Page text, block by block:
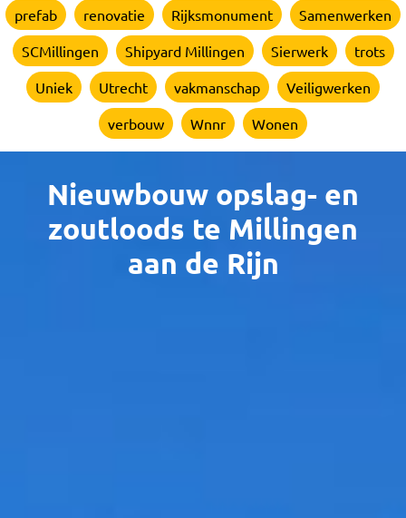
prefab
renovatie Rijksmonument
Samenwerken
SCMillingen
Shipyard Millingen Sierwerk
trots
Uniek
Utrecht vakmanschap
Veiligwerken
verbouw
Wnnr Wonen
Nieuwbouw opslag- en
zoutloods te Millingen
aan de Rijn